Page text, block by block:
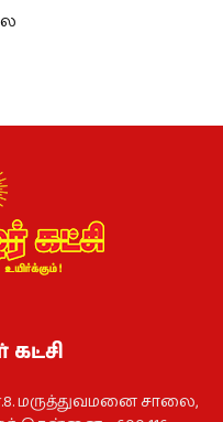
கட்சி
மருத்துவமனை சாலை,